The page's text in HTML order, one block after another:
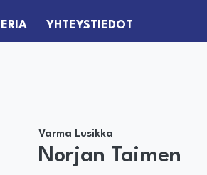
YHTEYSTIEDOT
Varma Lusikka
Norjan Taimen